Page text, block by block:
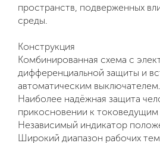
пространств, подверженных
среды.
Конструкция
Комбинированная схема с
дифференциальной защиты и
автоматическим выключателем.
Наиболее надёжная защита
прикосновении к токоведущим
Независимый индикатор
Широкий диапазон рабочих